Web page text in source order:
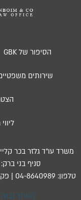
הסיפור של GBK
שירותים משפטיים
סניף בני ברק: רחוב
טלפון: 04-8640989 | פקס: 04-8640980 | דוא”ל: office@gbk-law.com
האתר נבנה